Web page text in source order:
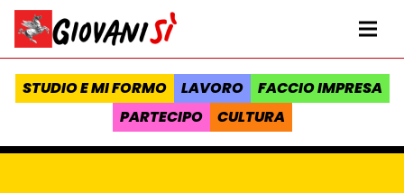
Vai al contenuto
Homepage Giovanisì - Progetto della Regione Toscana
STUDIO E MI FORMO LAVORO
FACCIO IMPRESA
PARTECIPO
CULTURA